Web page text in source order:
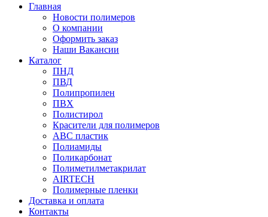
Главная
Новости полимеров
О компании
Оформить заказ
Наши Вакансии
Каталог
ПНД
ПВД
Полипропилен
ПВХ
Полистирол
Красители для полимеров
АВС пластик
Полиамиды
Поликарбонат
Полиметилметакрилат
AIRTECH
Полимерные пленки
Доставка и оплата
Контакты